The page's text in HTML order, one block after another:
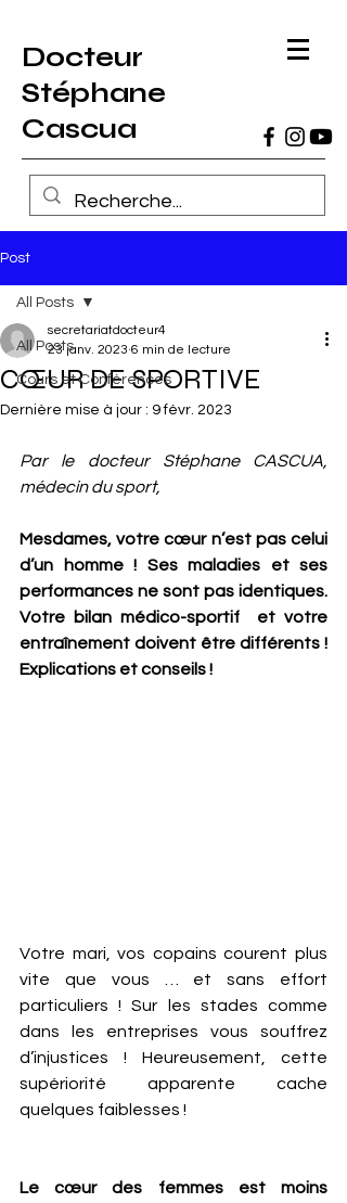
Docteur
Stéphane
Cascua
Post
All Posts
Cours et Conférences
All Posts
CŒUR DE SPORTIVE
secretariatdocteur4
23 janv. 2023 6 min de lecture
Dernière mise à jour : 9 févr. 2023
Par le docteur Stéphane CASCUA,
médecin du sport,
Mesdames, votre cœur n’est pas celui
d’un homme ! Ses maladies et ses
performances ne sont pas identiques.
Votre bilan médico-sportif  et votre
entraînement doivent être différents !
Explications et conseils !
Votre mari, vos copains courent plus
vite que vous … et sans effort
particuliers ! Sur les stades comme
dans les entreprises vous souffrez
d’injustices ! Heureusement, cette
supériorité apparente cache
quelques faiblesses !
Le cœur des femmes est moins